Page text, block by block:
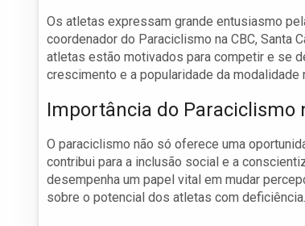
Os atletas expressam grande entusiasmo
coordenador do Paraciclismo na CBC,
atletas estão motivados para competir e se
crescimento e a popularidade da modalidade
Importância do Paraciclismo
O paraciclismo não só oferece uma
contribui para a inclusão social e a
desempenha um papel vital em mudar
sobre o potencial dos atletas com deficiência.